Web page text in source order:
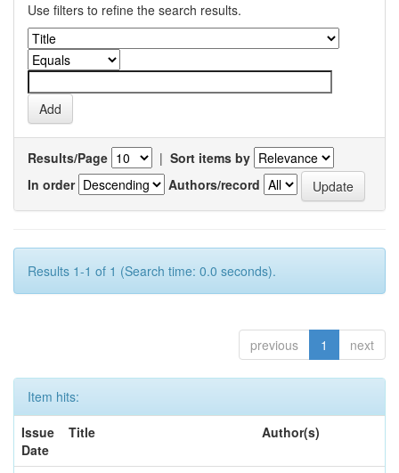
Use filters to refine the search results.
Results/Page | Sort items by
In order
Authors/record
Results 1-1 of 1 (Search time: 0.0 seconds).
previous 1 next
Item hits:
Issue
Date
Title Author(s)